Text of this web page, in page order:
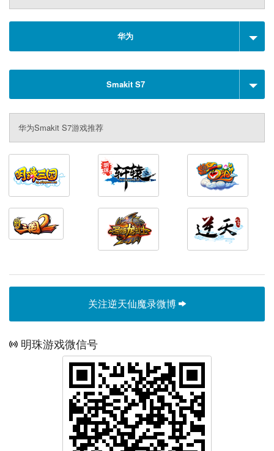
华为
Smakit S7
华为Smakit S7游戏推荐
关注逆天仙魔录微博
明珠游戏微信号